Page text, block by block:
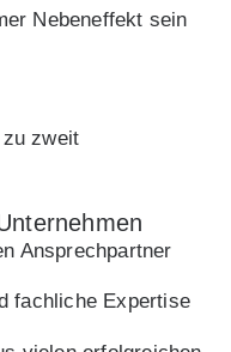
Nebeneffekt sein
Ansprechpartner
fachliche Expertise